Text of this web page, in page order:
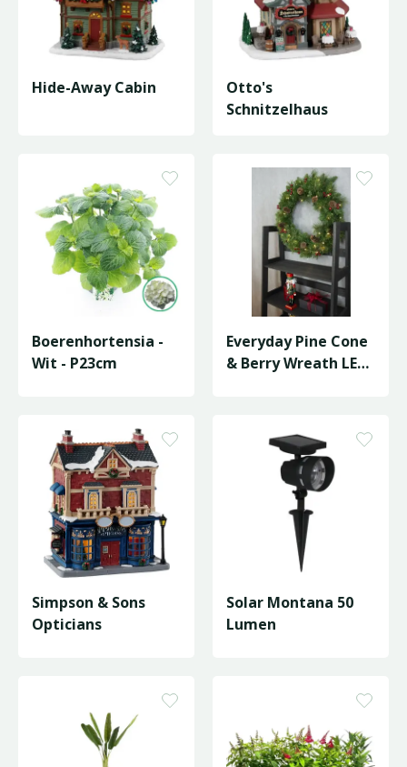
Hide-Away Cabin
Otto's
Schnitzelhaus
Boerenhortensia -
Wit - P23cm
Everyday Pine Cone
& Berry Wreath LED
Simpson & Sons
Opticians
Solar Montana 50
Lumen